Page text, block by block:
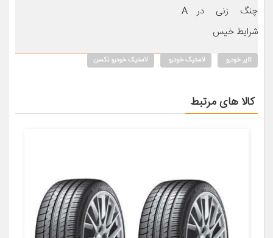
چنگ زنی در
شرایط خیس
A
تایر خودرو لاستیک خودرو لاستیک خودرو نکسن
کالا های مرتبط